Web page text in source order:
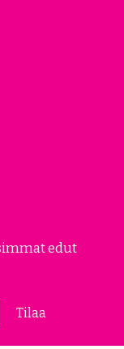
edut
Tilaa